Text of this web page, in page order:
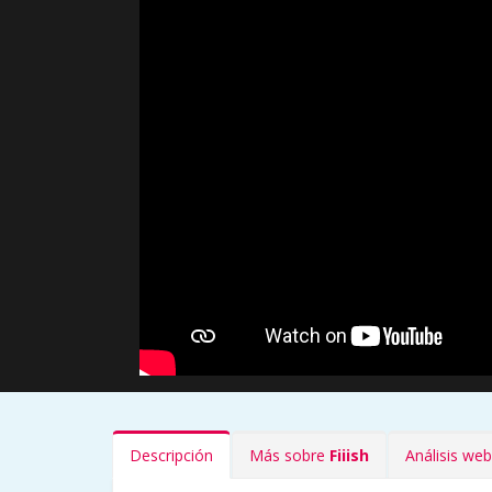
Descripción Más sobre Fiiish Análisis web